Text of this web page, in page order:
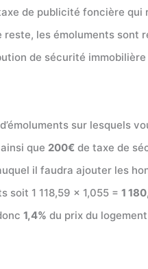
de publicité foncière qui
les émoluments sont
de sécurité
sur lesquels
que 200€ de taxe de
il faudra ajouter les
soit 1 118,59 x 1,055 = 1
1,4% du prix du